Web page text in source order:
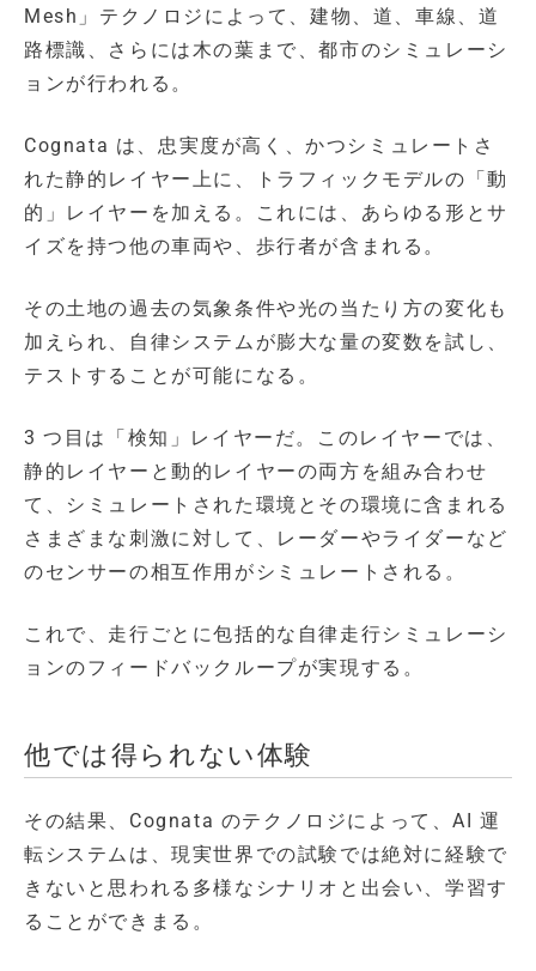
Mesh」テクノロジによって、建物、道、車線、道
路標識、さらには木の葉まで、都市のシミュレーシ
ョンが行われる。
Cognata は、忠実度が高く、かつシミュレートさ
れた静的レイヤー上に、トラフィックモデルの「動
的」レイヤーを加える。これには、あらゆる形とサ
イズを持つ他の車両や、歩行者が含まれる。
その土地の過去の気象条件や光の当たり方の変化も
加えられ、自律システムが膨大な量の変数を試し、
テストすることが可能になる。
3 つ目は「検知」レイヤーだ。このレイヤーでは、
静的レイヤーと動的レイヤーの両方を組み合わせ
て、シミュレートされた環境とその環境に含まれる
さまざまな刺激に対して、レーダーやライダーなど
のセンサーの相互作用がシミュレートされる。
これで、走行ごとに包括的な自律走行シミュレーシ
ョンのフィードバックループが実現する。
他では得られない体験
その結果、Cognata のテクノロジによって、AI 運
転システムは、現実世界での試験では絶対に経験で
きないと思われる多様なシナリオと出会い、学習す
ることができまる。